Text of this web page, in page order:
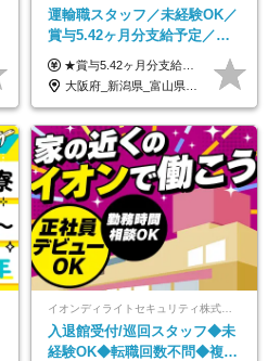
運輸職スタッフ／未経験OK／
賞与5.42ヶ月分支給予定／残
業月11h程／年休119日+有給
平均18.7日
★賞与5.42ヶ月分支給予定あり！ （大卒以上）月給24万1,692円～39万5,780円＋各種手当＋賞与2回 （高卒以上）月給22万2,662円～39万5,780円＋各種手当＋賞与2回 ※上記は2025年度新卒支払額（京阪神地区）となります ※勤務地・学歴で異なり、ご経験・能力等をふまえた金額を加算します ※残業代は別途全額支給します ※当社規程に基づき決定します ※試用期間あり（3ヶ月／待遇に変更はありません） ※基本給以外の諸手当として扶養・職務・時間外・通勤手当等を支給します ※京阪神地区以外の勤務地の場合 月給（大卒）23万0,706円～／月給（高卒）21万2,541円～となります
大阪府_新潟県_富山県_石川県_福井県_三重県_兵庫県_京都府_滋賀県_奈良県_和歌山県_広島県_岡山県_鳥取県_島根県_山口県_福岡県
入退館受付/巡回スタッフ◆未
経験OK◆転職回数不問◆複数